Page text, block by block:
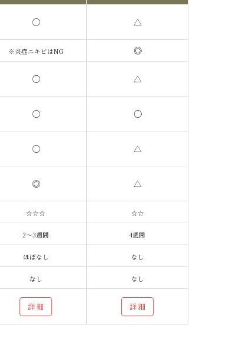
○ △
※炎症ニキビはNG ◎
○ △
○ ○
○ △
◎ △
☆☆☆ ☆☆
2～3週間 4週間
ほぼなし なし
なし なし
詳細 詳細